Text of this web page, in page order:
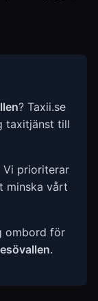
? Taxii.se
taxitjänst till
Vi prioriterar
vårt
ombord för
.